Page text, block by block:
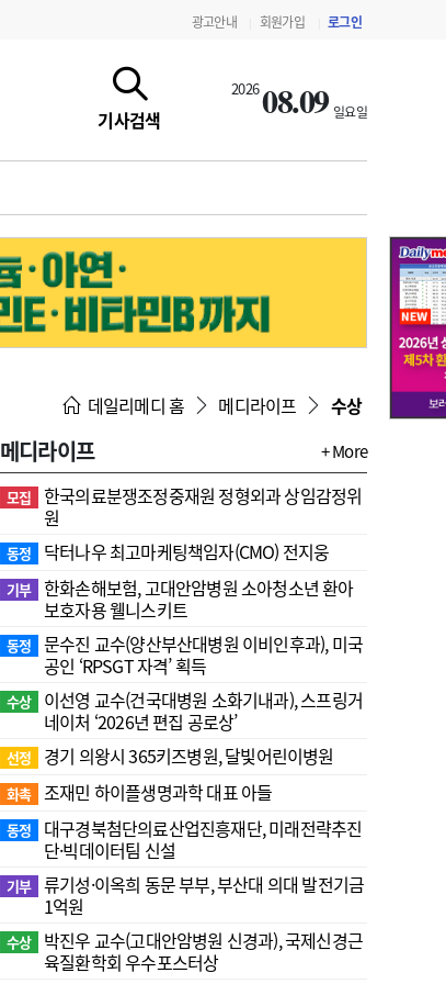
광고안내 회원가입 로그인
기사검색
202608.09 일요일
지침·기준·평가 약제급여 심사 결과
데일리메디 홈 메디라이프 수상
메디라이프 + More
모집
한국의료분쟁조정중재원 정형외과 상임감정위
원
동정 닥터나우 최고마케팅책임자(CMO) 전지웅
기부 한화손해보험, 고대안암병원 소아청소년 환아
보호자용 웰니스키트
동정
문수진 교수( 양산부산대병원 이비인후과), 미국
공인 ‘RPSGT 자격’ 획득
수상
이선영 교수(건국대병원 소화기내과), 스프링거
네이처 ‘2026년 편집 공로상’
선정 경기 의왕시 365키즈병원, 달빛어린이병원
화촉 조재민 하이플생명과학 대표 아들
동정
대구경북첨단의료산업진흥재단, 미래전략추진
단·빅데이터팀 신설
기부 류기성·이옥희 동문 부부, 부산대 의대 발전기금
1억원
수상
박진우 교수(고대안암병원 신경과), 국제신경근
육질환학회 우수포스터상